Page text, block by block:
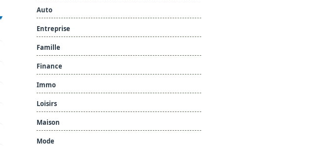
Auto
Entreprise
Famille
Finance
Immo
Loisirs
Maison
Mode